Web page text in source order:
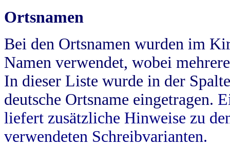
Ortsnamen
Bei den Ortsnamen wurden im
Namen verwendet, wobei
In dieser Liste wurde in der
deutsche Ortsname eingetragen.
liefert zusätzliche Hinweise zu
verwendeten Schreibvarianten.